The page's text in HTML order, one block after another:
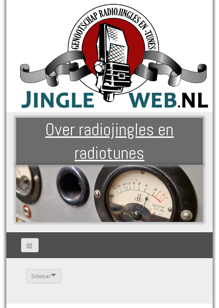
Over radiojingles en
radiotunes
Sidebar